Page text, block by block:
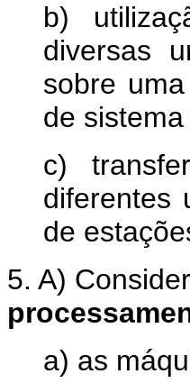
b)
diversas
sobre
de
c)
diferentes
de
5. A)
a) as